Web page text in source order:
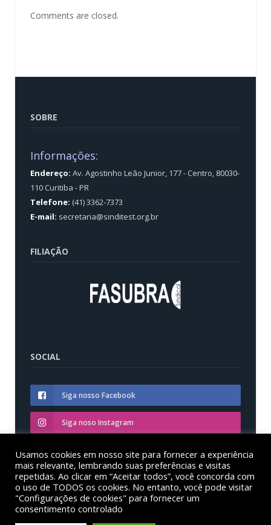
Comments are closed.
SOBRE
Informações:
Endereço: Av. Agostinho Leão Junior, 177 - Centro, 80030-
110 Curitiba - PR
Telefone: (41) 3362-7373
E-mail: secretaria@sinditest.org.br
FILIAÇÃO
SOCIAL
Siga nosso Facebook
Siga noso Instagram
Siga nosso YouTube
© Sinditest – Sindicato dos trabalhadores em educação
das instituições federais de ensino superior no estado
Usamos cookies em nosso site para fornecer a experiência
mais relevante, lembrando suas preferências e visitas
repetidas. Ao clicar em “Aceitar todos”, você concorda com
o uso de TODOS os cookies. No entanto, você pode visitar
"Configurações de cookies" para fornecer um
consentimento controlado